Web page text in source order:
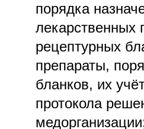
порядка
лекарственных
рецептурных
препараты,
бланков, их
протокола